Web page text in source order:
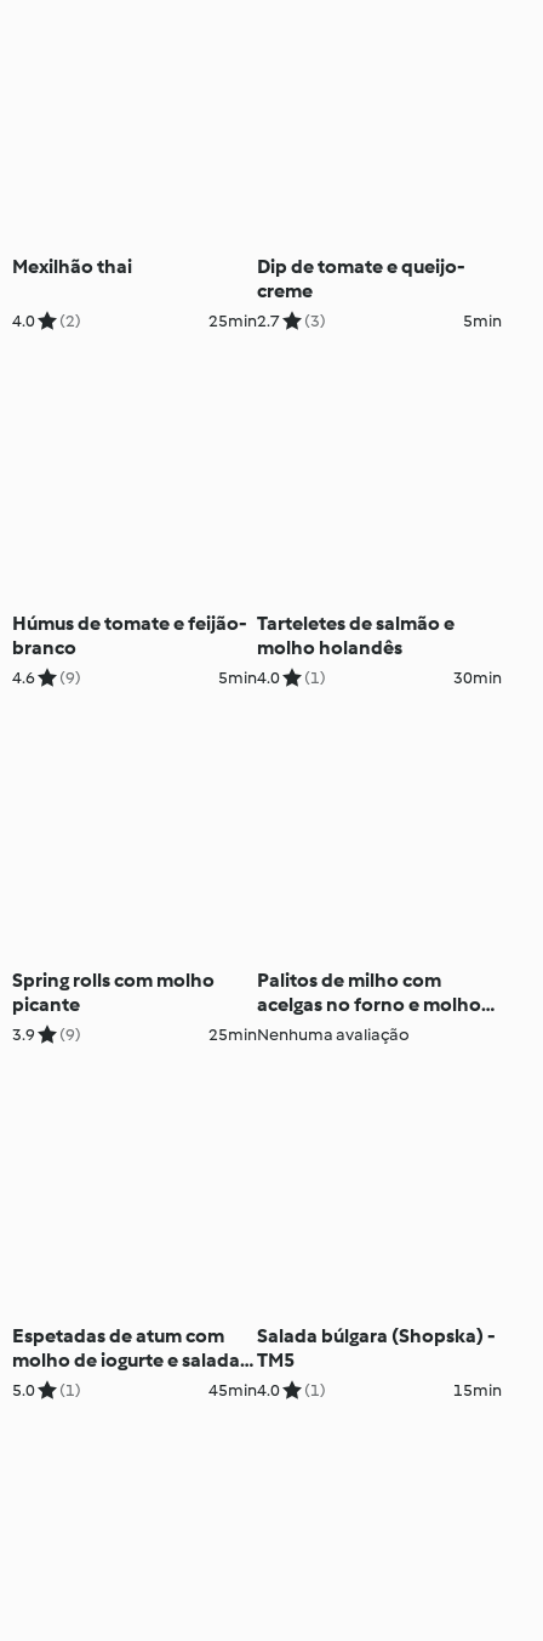
Mexilhão thai
4.0 (2) 25min
Dip de tomate e queijo-
creme
2.7 (3) 5min
Húmus de tomate e feijão-
branco
4.6 (9) 5min
Tarteletes de salmão e
molho holandês
4.0 (1) 30min
Spring rolls com molho
picante
3.9 (9) 25min
Palitos de milho com
acelgas no forno e molho
de agrião
Nenhuma avaliação
Espetadas de atum com
molho de iogurte e salada
fria de funcho
5.0 (1) 45min
Salada búlgara (Shopska) -
TM5
4.0 (1) 15min